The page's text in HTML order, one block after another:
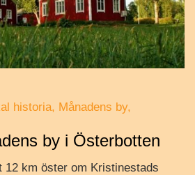
historia Månadens by
by i Österbotten
12 km öster om Kristinestads